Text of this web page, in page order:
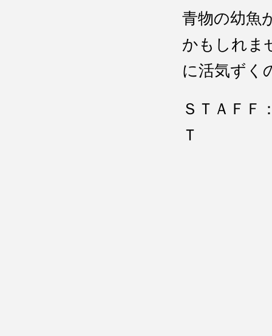
青物の幼魚
かもしれま
に活気ずく
ＳＴＡＦ